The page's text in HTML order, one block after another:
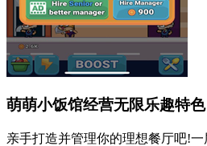
萌萌小饭馆经营无限乐趣特色
亲手打造并管理你的理想餐厅吧!